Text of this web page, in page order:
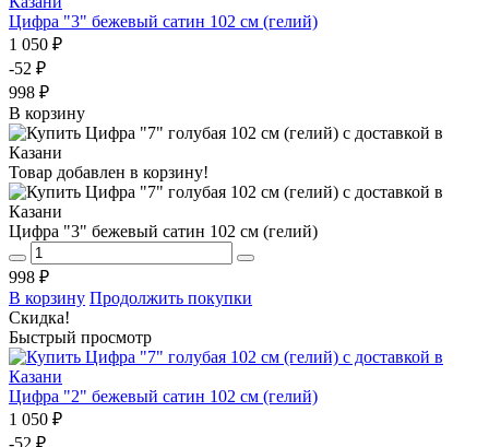
Цифра "3" бежевый сатин 102 см (гелий)
1 050 ₽
-52 ₽
998 ₽
В корзину
Товар добавлен в корзину!
Цифра "3" бежевый сатин 102 см (гелий)
998 ₽
В корзину Продолжить покупки
Скидка!
Быстрый просмотр
Цифра "2" бежевый сатин 102 см (гелий)
1 050 ₽
-52 ₽